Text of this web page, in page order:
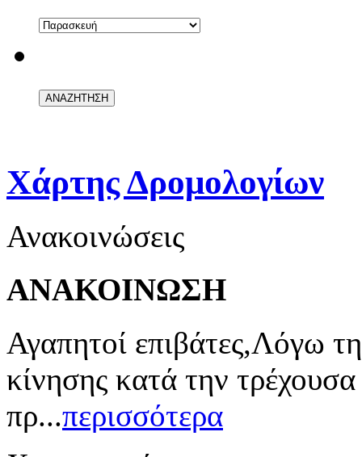
Χάρτης Δρομολογίων
Ανακοινώσεις
ΑΝΑΚΟΙΝΩΣΗ
Αγαπητοί επιβάτες,Λόγω
κίνησης κατά την
πρ...περισσότερα